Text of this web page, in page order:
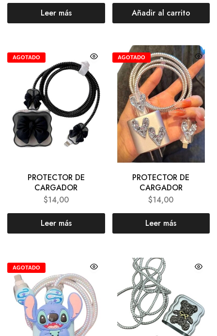
Leer más Añadir al carrito
AGOTADO
PROTECTOR DE
CARGADOR
$14,00
Leer más
AGOTADO
PROTECTOR DE
CARGADOR
$14,00
Leer más
AGOTADO